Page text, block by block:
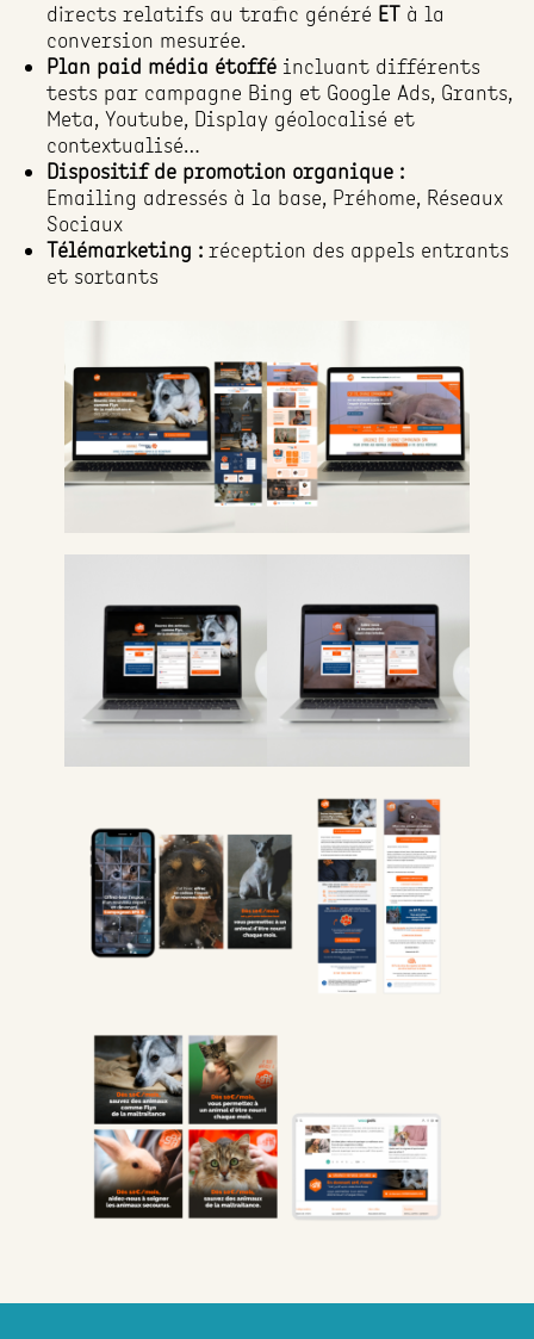
directs relatifs au trafic généré ETà la
conversion mesurée.
Plan paid média étoffé incluant différents
tests par campagne Bing et Google Ads, Grants,
Meta, Youtube, Display géolocalisé et
contextualisé…
Dispositif de promotion organique :
Emailing adressés à la base, Préhome, Réseaux
Sociaux
Télémarketing :réception des appels entrants
et sortants